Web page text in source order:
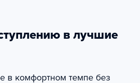
в лучшие
в комфортном темпе без